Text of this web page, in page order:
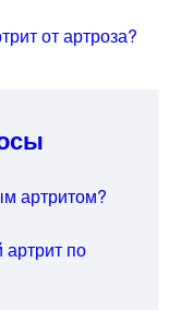
от артроза?
артритом?
по